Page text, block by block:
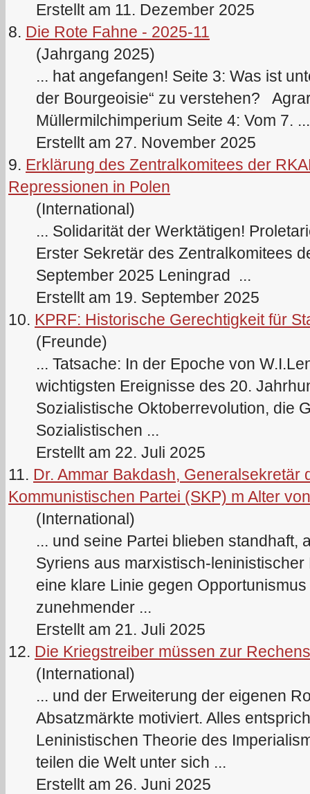
Erstellt am 11. Dezember 2025
8. Die Rote Fahne - 2025-11
(Jahrgang 2025)
... hat angefangen! Seite 3: Was ist
der Bourgeoisie“ zu verstehen?
Müllermilchimperium Seite 4: Vom 7. ...
Erstellt am 27. November 2025
9. Erklärung des Zentralkomitees der
Repressionen in Polen
(International)
... Solidarität der Werktätigen!
Erster Sekretär des Zentralkomitees
September 2025 Leningrad ...
Erstellt am 19. September 2025
10. KPRF: Historische Gerechtigkeit für
(Freunde)
... Tatsache: In der Epoche von W.I.
wichtigsten Ereignisse des 20.
Sozialistische Oktoberrevolution, die
Sozialistischen ...
Erstellt am 22. Juli 2025
11. Dr. Ammar Bakdash, Generalsekretär
Kommunistischen Partei (SKP) m Alter
(International)
... und seine Partei blieben standhaft,
Syriens aus marxistisch-leninistischer
eine klare Linie gegen
zunehmender ...
Erstellt am 21. Juli 2025
12. Die Kriegstreiber müssen zur
(International)
... und der Erweiterung der eigenen
Absatzmärkte motiviert. Alles
Leninistischen Theorie des
teilen die Welt unter sich ...
Erstellt am 26. Juni 2025